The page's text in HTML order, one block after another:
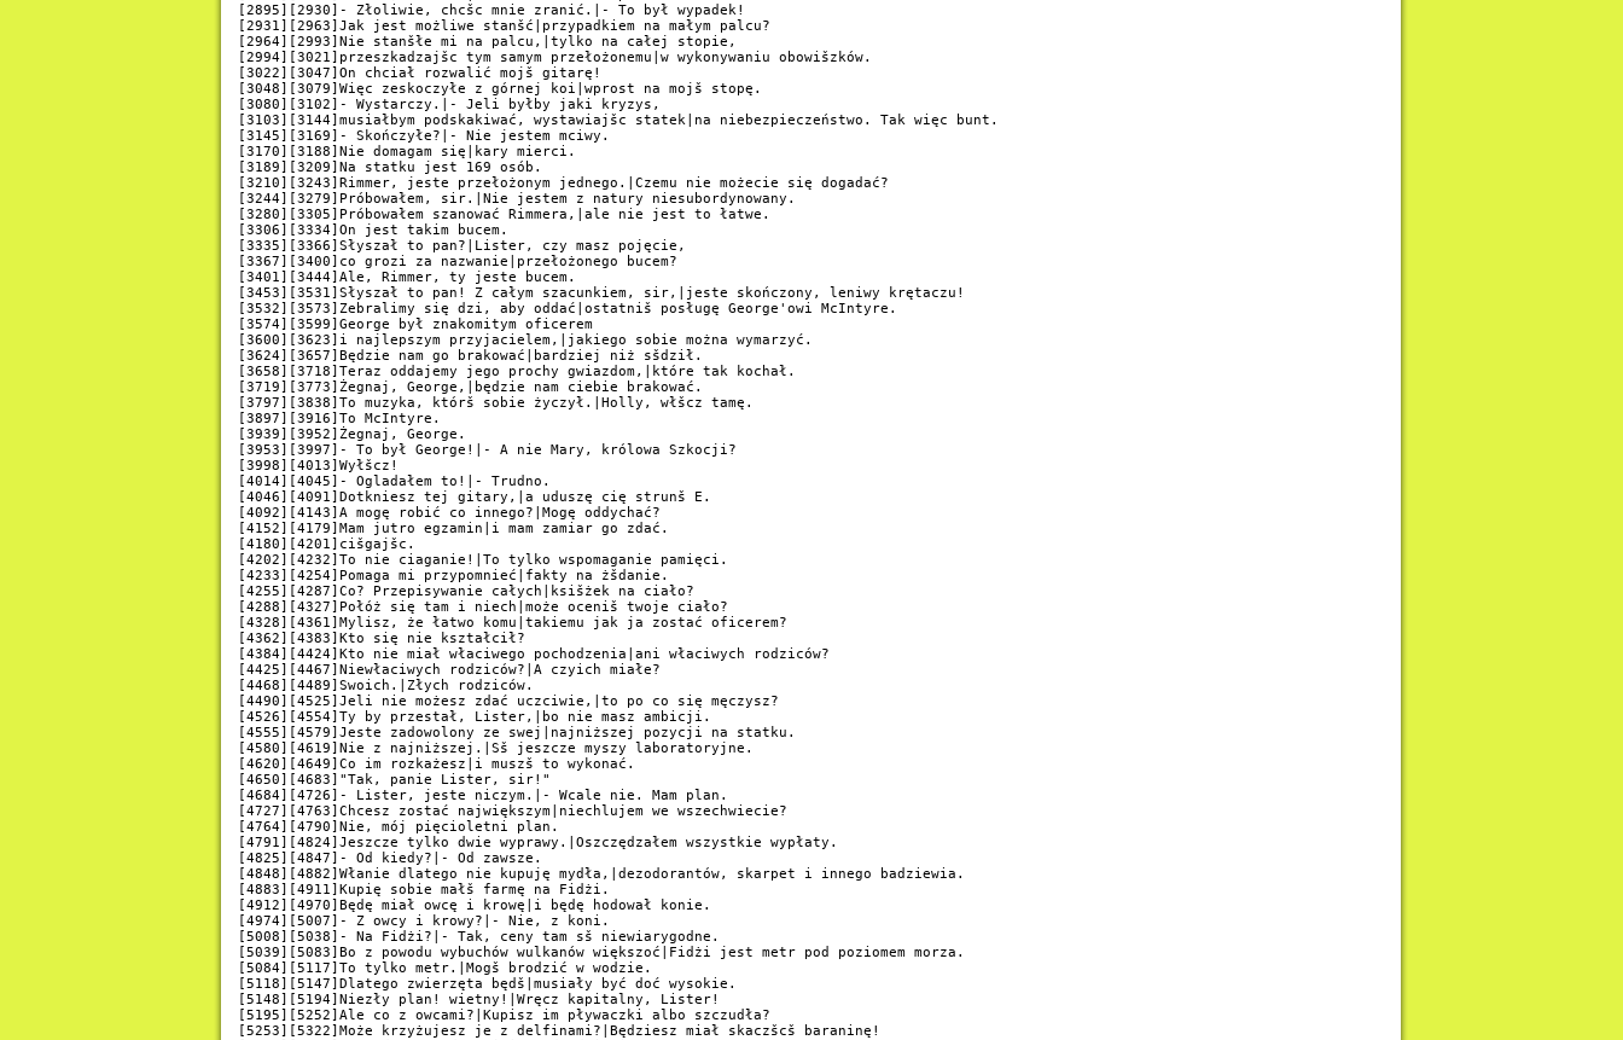
[2895][2930]- Złoliwie, chcšc mnie zranić.|- To był wypadek!
[2931][2963]Jak jest możliwe stanšć|przypadkiem na małym palcu?
[2964][2993]Nie stanšłe mi na palcu,|tylko na całej stopie,
[2994][3021]przeszkadzajšc tym samym przełożonemu|w wykonywaniu obowišzków.
[3022][3047]On chciał rozwalić mojš gitarę!
[3048][3079]Więc zeskoczyłe z górnej koi|wprost na mojš stopę.
[3080][3102]- Wystarczy.|- Jeli byłby jaki kryzys,
[3103][3144]musiałbym podskakiwać, wystawiajšc statek|na niebezpieczeństwo. Tak więc bunt.
[3145][3169]- Skończyłe?|- Nie jestem mciwy.
[3170][3188]Nie domagam się|kary mierci.
[3189][3209]Na statku jest 169 osób.
[3210][3243]Rimmer, jeste przełożonym jednego.|Czemu nie możecie się dogadać?
[3244][3279]Próbowałem, sir.|Nie jestem z natury niesubordynowany.
[3280][3305]Próbowałem szanować Rimmera,|ale nie jest to łatwe.
[3306][3334]On jest takim bucem.
[3335][3366]Słyszał to pan?|Lister, czy masz pojęcie,
[3367][3400]co grozi za nazwanie|przełożonego bucem?
[3401][3444]Ale, Rimmer, ty jeste bucem.
[3453][3531]Słyszał to pan! Z całym szacunkiem, sir,|jeste skończony, leniwy krętaczu!
[3532][3573]Zebralimy się dzi, aby oddać|ostatniš posługę George'owi McIntyre.
[3574][3599]George był znakomitym oficerem
[3600][3623]i najlepszym przyjacielem,|jakiego sobie można wymarzyć.
[3624][3657]Będzie nam go brakować|bardziej niż sšdził.
[3658][3718]Teraz oddajemy jego prochy gwiazdom,|które tak kochał.
[3719][3773]Żegnaj, George,|będzie nam ciebie brakować.
[3797][3838]To muzyka, którš sobie życzył.|Holly, włšcz tamę.
[3897][3916]To McIntyre.
[3939][3952]Żegnaj, George.
[3953][3997]- To był George!|- A nie Mary, królowa Szkocji?
[3998][4013]Wyłšcz!
[4014][4045]- Ogladałem to!|- Trudno.
[4046][4091]Dotkniesz tej gitary,|a uduszę cię strunš E.
[4092][4143]A mogę robić co innego?|Mogę oddychać?
[4152][4179]Mam jutro egzamin|i mam zamiar go zdać.
[4180][4201]cišgajšc.
[4202][4232]To nie ciaganie!|To tylko wspomaganie pamięci.
[4233][4254]Pomaga mi przypomnieć|fakty na żšdanie.
[4255][4287]Co? Przepisywanie całych|ksišżek na ciało?
[4288][4327]Połóż się tam i niech|może oceniš twoje ciało?
[4328][4361]Mylisz, że łatwo komu|takiemu jak ja zostać oficerem?
[4362][4383]Kto się nie kształcił?
[4384][4424]Kto nie miał właciwego pochodzenia|ani właciwych rodziców?
[4425][4467]Niewłaciwych rodziców?|A czyich miałe?
[4468][4489]Swoich.|Złych rodziców.
[4490][4525]Jeli nie możesz zdać uczciwie,|to po co się męczysz?
[4526][4554]Ty by przestał, Lister,|bo nie masz ambicji.
[4555][4579]Jeste zadowolony ze swej|najniższej pozycji na statku.
[4580][4619]Nie z najniższej.|Sš jeszcze myszy laboratoryjne.
[4620][4649]Co im rozkażesz|i muszš to wykonać.
[4650][4683]"Tak, panie Lister, sir!"
[4684][4726]- Lister, jeste niczym.|- Wcale nie. Mam plan.
[4727][4763]Chcesz zostać największym|niechlujem we wszechwiecie?
[4764][4790]Nie, mój pięcioletni plan.
[4791][4824]Jeszcze tylko dwie wyprawy.|Oszczędzałem wszystkie wypłaty.
[4825][4847]- Od kiedy?|- Od zawsze.
[4848][4882]Włanie dlatego nie kupuję mydła,|dezodorantów, skarpet i innego badziewia.
[4883][4911]Kupię sobie małš farmę na Fidżi.
[4912][4970]Będę miał owcę i krowę|i będę hodował konie.
[4974][5007]- Z owcy i krowy?|- Nie, z koni.
[5008][5038]- Na Fidżi?|- Tak, ceny tam sš niewiarygodne.
[5039][5083]Bo z powodu wybuchów wulkanów większoć|Fidżi jest metr pod poziomem morza.
[5084][5117]To tylko metr.|Mogš brodzić w wodzie.
[5118][5147]Dlatego zwierzęta będš|musiały być doć wysokie.
[5148][5194]Niezły plan! wietny!|Wręcz kapitalny, Lister!
[5195][5252]Ale co z owcami?|Kupisz im pływaczki albo szczudła?
[5253][5322]Może krzyżujesz je z delfinami?|Będziesz miał skaczšcš baraninę!